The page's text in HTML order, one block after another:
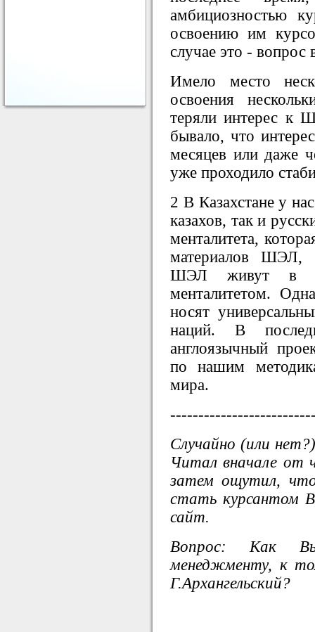
амбициозностью
освоению им
случае это - вопрос
Имело место
освоения
теряли интерес к
бывало, что
месяцев или даже
уже проходило
2 В Казахстане у
казахов, так и
менталитета,
материалов ШЭЛ,
ШЭЛ живут в
менталитетом.
носят
наций. В
англоязычный
по нашим
мира.
Случайно (или
Читал вначале от
затем ощутил,
стать курсантом
сайт.
Вопрос: Как
менеджменту, к
Г.Архангельский?